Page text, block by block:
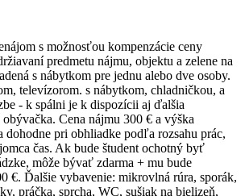
s možnosťou kompenzácie ceny
predmetu nájmu, objektu a zelene na
s nábytkom pre jednu alebo dve osoby.
televízorom. s nábytkom, chladničkou, a
- k spálni je k dispozícii aj ďalšia
Cena nájmu 300 € a výška
dohodne pri obhliadke podľa rozsahu prác,
čas. Ak bude študent ochotný byť
môže bývať zdarma + mu bude
€. Ďalšie vybavenie: mikrovlná rúra, sporák,
práčka, sprcha, WC, sušiak na bielizeň,